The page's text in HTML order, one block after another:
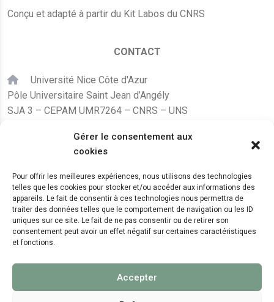
Gérer le consentement aux
cookies
Pour offrir les meilleures expériences, nous utilisons des technologies
telles que les cookies pour stocker et/ou accéder aux informations des
appareils. Le fait de consentir à ces technologies nous permettra de
traiter des données telles que le comportement de navigation ou les ID
uniques sur ce site. Le fait de ne pas consentir ou de retirer son
consentement peut avoir un effet négatif sur certaines caractéristiques
et fonctions.
Accepter
Conçu et adapté à partir du Kit Labos du CNRS
CONTACT
Université Nice Côte d'Azur
Pôle Universitaire Saint Jean d’Angély
SJA 3 – CEPAM UMR7264 – CNRS – UNS
+33 (0)4 89 15 24 08
LE CEPAM EST HÉBERGÉ PAR